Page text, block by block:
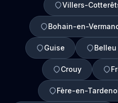
Villers-
Bohain-en-
Guise Belleu
Crouy
Fère-en-